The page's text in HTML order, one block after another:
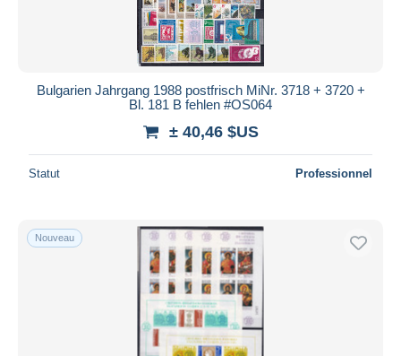
Bulgarien Jahrgang 1988 postfrisch MiNr. 3718 + 3720 +
Bl. 181 B fehlen #OS064
± 40,46 $US
Statut Professionnel
Nouveau